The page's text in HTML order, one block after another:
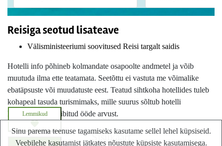
Reisiga seotud lisateave
Välisministeeriumi soovitused Reisi targalt saidis
Hotelli info põhineb kolmandate osapoolte andmetel ja võib
muutuda ilma ette teatamata. Seetõttu ei vastuta me võimalike
ebatäpsuste või muudatuste eest. Teatud sihtkoha hotellides tuleb
kohapeal tasuda turismimaks, mille suurus sõltub hotelli
kategooriast ja viibitud ööde arvust.
Küsi pakkumist
Lemmikud
Sisukaart
Sinu parema teenuse tagamiseks kasutame sellel lehel küpsiseid.
Veebilehe kasutamist jätkates nõustute küpsiste kasutamisega.